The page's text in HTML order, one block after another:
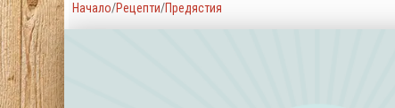
Начало/Рецепти/Предястия